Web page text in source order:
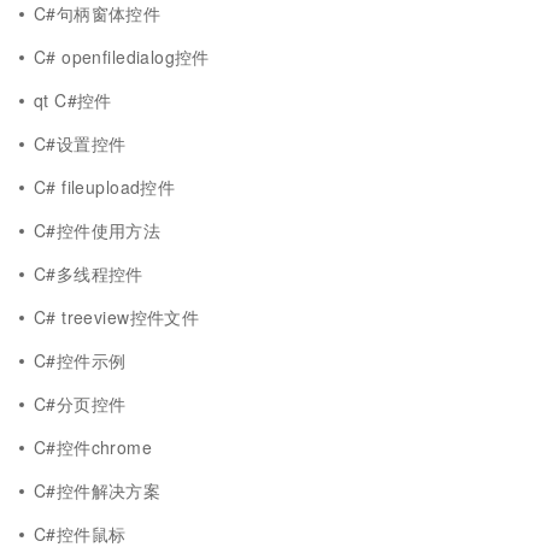
C#句柄窗体控件
C# openfiledialog控件
qt C#控件
C#设置控件
C# fileupload控件
C#控件使用方法
C#多线程控件
C# treeview控件文件
C#控件示例
C#分页控件
C#控件chrome
C#控件解决方案
C#控件鼠标